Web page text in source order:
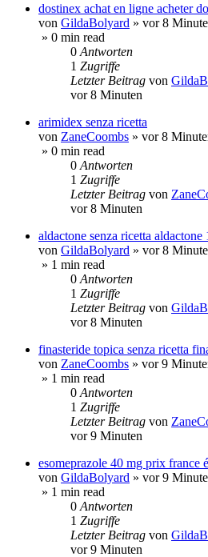
dostinex achat en ligne acheter
von GildaBolyard » vor 8
» 0 min read
0 Antworten
1 Zugriffe
Letzter Beitrag von
vor 8 Minuten
arimidex senza ricetta
von ZaneCoombs » vor 8
» 0 min read
0 Antworten
1 Zugriffe
Letzter Beitrag von
vor 8 Minuten
aldactone senza ricetta
von GildaBolyard » vor 8
» 1 min read
0 Antworten
1 Zugriffe
Letzter Beitrag von
vor 8 Minuten
finasteride topica senza ricetta
von ZaneCoombs » vor 9
» 1 min read
0 Antworten
1 Zugriffe
Letzter Beitrag von
vor 9 Minuten
esomeprazole 40 mg prix france
von GildaBolyard » vor 9
» 1 min read
0 Antworten
1 Zugriffe
Letzter Beitrag von
vor 9 Minuten